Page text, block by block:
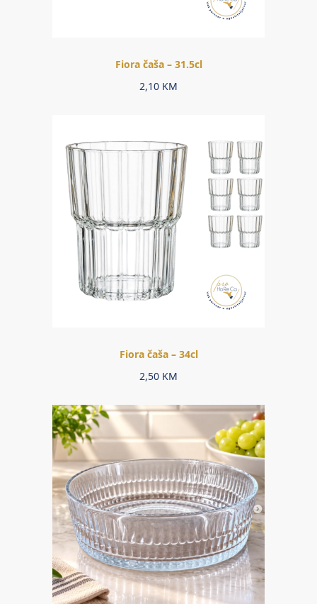
Fiora čaša – 31.5cl
2,10 KM
Fiora čaša – 34cl
2,50 KM